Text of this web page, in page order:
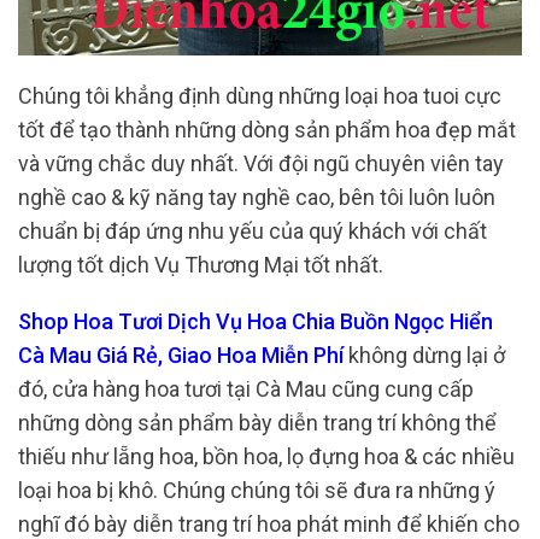
Chúng tôi khẳng định dùng những loại hoa tuoi cực
tốt để tạo thành những dòng sản phẩm hoa đẹp mắt
và vững chắc duy nhất. Với đội ngũ chuyên viên tay
nghề cao & kỹ năng tay nghề cao, bên tôi luôn luôn
chuẩn bị đáp ứng nhu yếu của quý khách với chất
lượng tốt dịch Vụ Thương Mại tốt nhất.
Shop Hoa Tươi Dịch Vụ Hoa Chia Buồn Ngọc Hiển
Cà Mau Giá Rẻ, Giao Hoa Miễn Phíkhông dừng lại ở
đó, cửa hàng hoa tươi tại Cà Mau cũng cung cấp
những dòng sản phẩm bày diễn trang trí không thể
thiếu như lẵng hoa, bồn hoa, lọ đựng hoa & các nhiều
loại hoa bị khô. Chúng chúng tôi sẽ đưa ra những ý
nghĩ đó bày diễn trang trí hoa phát minh để khiến cho